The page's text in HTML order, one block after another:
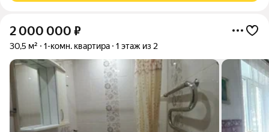
2 000 000 ₽
30,5 м² 1-комн. квартира 1 этаж из 2